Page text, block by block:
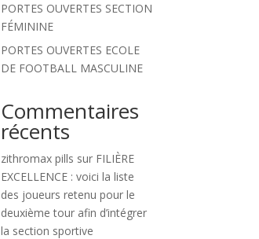
PORTES OUVERTES SECTION
FÉMININE
PORTES OUVERTES ECOLE
DE FOOTBALL MASCULINE
Commentaires
récents
zithromax pills sur FILIÈRE
EXCELLENCE : voici la liste
des joueurs retenu pour le
deuxième tour afin d’intégrer
la section sportive